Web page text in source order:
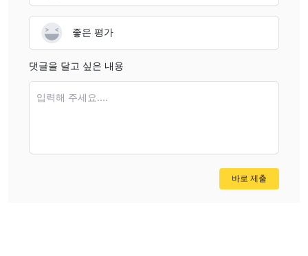
좋은 평가
댓글을 달고 싶은 내용
입력해 주세요....
바로 제출